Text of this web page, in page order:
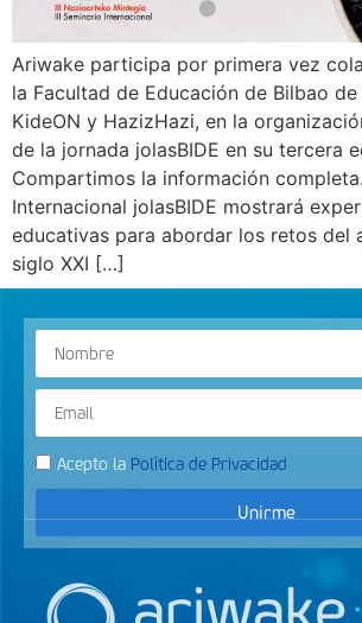
Ariwake participa por primera vez
la Facultad de Educación de Bilbao de
KideON y HazizHazi, en la
de la jornada jolasBIDE en su tercera
Compartimos la información
Internacional jolasBIDE mostrará
educativas para abordar los retos del
siglo XXI […]
Acepto la Política de Privacidad
Unirme